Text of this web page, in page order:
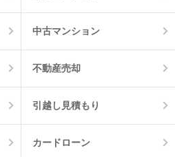
中古マンション
不動産売却
引越し見積もり
カードローン